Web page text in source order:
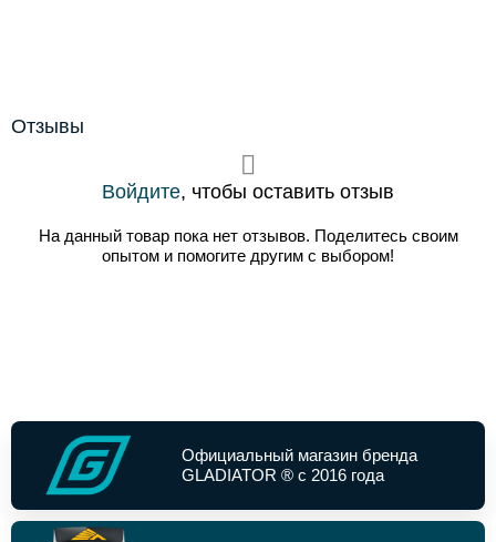
Отзывы
Войдите, чтобы оставить отзыв
На данный товар пока нет отзывов. Поделитесь своим
опытом и помогите другим с выбором!
Официальный магазин бренда
GLADIATOR ® с 2016 года